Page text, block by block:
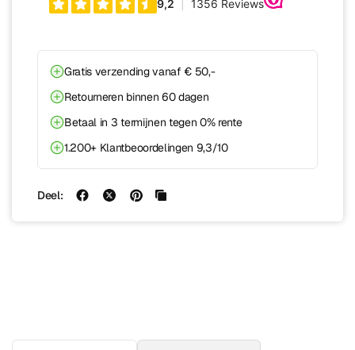
Gratis verzending vanaf € 50,-
Retourneren binnen 60 dagen
Betaal in 3 termijnen tegen 0% rente
1.200+ Klantbeoordelingen 9,3/10
Deel: